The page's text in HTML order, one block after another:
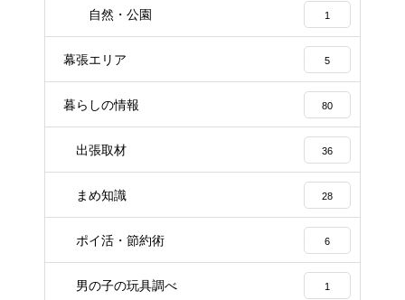
自然・公園 1
幕張エリア 5
暮らしの情報 80
出張取材 36
まめ知識 28
ポイ活・節約術 6
男の子の玩具調べ 1